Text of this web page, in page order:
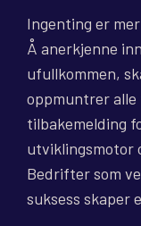
Ingenting er
Å anerkjenne
ufullkommen,
oppmuntrer
tilbakemelding
utviklingsmotor
Bedrifter som
suksess skaper